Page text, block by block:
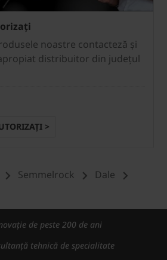
noastre contacteză și
distribuitor din județul
>
Semmelrock
Dale
de peste 200 de ani
tehnică de specialitate